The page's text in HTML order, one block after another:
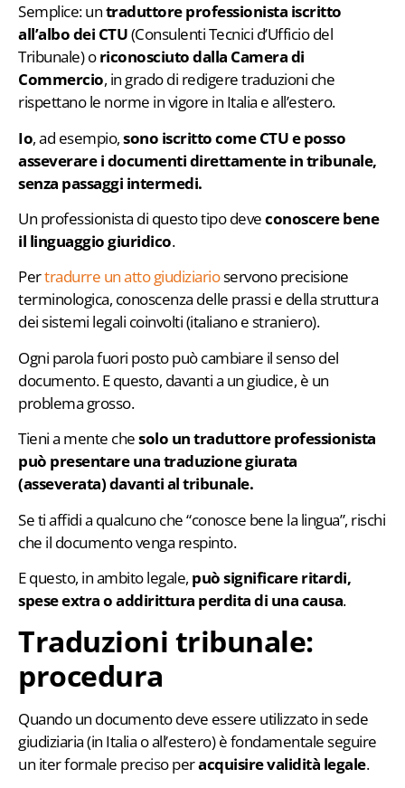
Semplice: untraduttore professionista iscritto
all’albo dei CTU(Consulenti Tecnici d’Ufficio del
Tribunale) oriconosciuto dalla Camera di
Commercio, in grado di redigere traduzioni che
rispettano le norme in vigore in Italia e all’estero.
Io, ad esempio,sono iscritto come CTU e posso
asseverare i documenti direttamente in tribunale,
senza passaggi intermedi.
Un professionista di questo tipo deveconoscere bene
il linguaggio giuridico.
Pertradurre un atto giudiziarioservono precisione
terminologica, conoscenza delle prassi e della struttura
dei sistemi legali coinvolti (italiano e straniero).
Ogni parola fuori posto può cambiare il senso del
documento. E questo, davanti a un giudice, è un
problema grosso.
Tieni a mente chesolo un traduttore professionista
può presentare una traduzione giurata
(asseverata) davanti al tribunale.
Se ti affidi a qualcuno che “conosce bene la lingua”, rischi
che il documento venga respinto.
E questo, in ambito legale, può significare ritardi,
spese extra o addirittura perdita di una causa.
Traduzioni tribunale:
procedura
Quando un documento deve essere utilizzato in sede
giudiziaria (in Italia o all’estero) è fondamentale seguire
un iter formale preciso peracquisirevalidità legale.